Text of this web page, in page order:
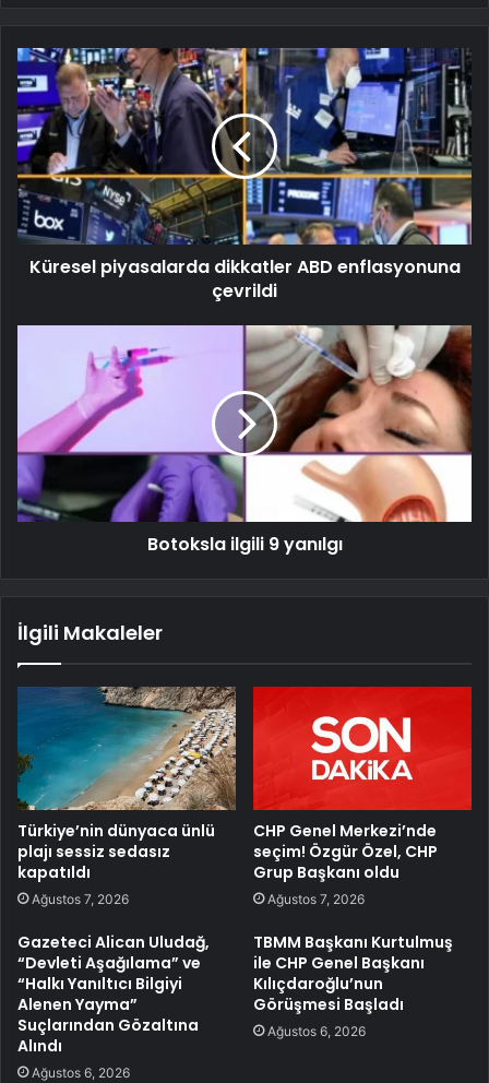
Küresel piyasalarda dikkatler ABD enflasyonuna
çevrildi
Botoksla ilgili 9 yanılgı
İlgili Makaleler
Türkiye’nin dünyaca ünlü
plajı sessiz sedasız
kapatıldı
Ağustos 7, 2026
CHP Genel Merkezi’nde
seçim! Özgür Özel, CHP
Grup Başkanı oldu
Ağustos 7, 2026
Gazeteci Alican Uludağ,
“Devleti Aşağılama” ve
“Halkı Yanıltıcı Bilgiyi
Alenen Yayma”
Suçlarından Gözaltına
Alındı
Ağustos 6, 2026
TBMM Başkanı Kurtulmuş
ile CHP Genel Başkanı
Kılıçdaroğlu’nun
Görüşmesi Başladı
Ağustos 6, 2026